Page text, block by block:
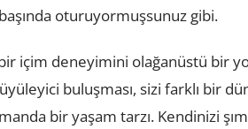
oturuyormuşsunuz gibi.
içim deneyimini olağanüstü bir
buluşması, sizi farklı bir
bir yaşam tarzı. Kendinizi